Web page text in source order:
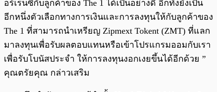
อร์เรนซีกับลูกค้าของ The 1 ได้เป็นอย่างดี อีกทั้งยังเป็น
อีกหนึ่งตัวเลือกทางการเงินและการลงทุนให้กับลูกค้าของ
The 1 ที่สามารถนำเหรียญ Zipmext Tokent (ZMT) ที่แลก
มาลงทุนเพื่อรับผลตอบแทนหรือเข้าโปรแกรมออมกับเรา
เพื่อรับโบนัสประจำ ให้การลงทุนงอกเงยขึ้นได้อีกด้วย ”
คุณตรัยคุณ กล่าวเสริม